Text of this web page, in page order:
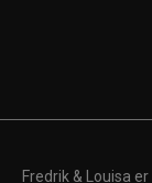
Fredrik & Louisa